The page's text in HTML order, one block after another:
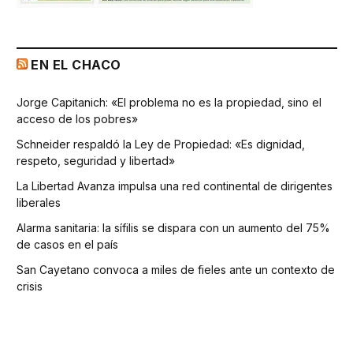
EN EL CHACO
Jorge Capitanich: «El problema no es la propiedad, sino el
acceso de los pobres»
Schneider respaldó la Ley de Propiedad: «Es dignidad,
respeto, seguridad y libertad»
La Libertad Avanza impulsa una red continental de dirigentes
liberales
Alarma sanitaria: la sífilis se dispara con un aumento del 75%
de casos en el país
San Cayetano convoca a miles de fieles ante un contexto de
crisis